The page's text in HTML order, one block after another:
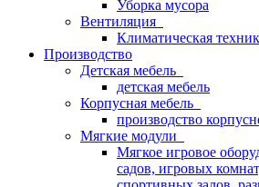
Уборка мусора
Вентиляция
Климатическая
Производство
Детская мебель
детская мебель
Корпусная мебель
производство
Мягкие модули
Мягкое игровое
садов, игровых